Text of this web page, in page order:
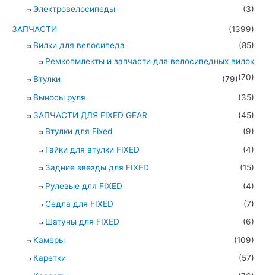
Электровелосипеды
(3)
ЗАПЧАСТИ
(1399)
Вилки для велосипеда
(85)
Ремкопмлекты и запчасти для велосипедных вилок
(70)
Втулки
(79)
Выносы руля
(35)
ЗАПЧАСТИ ДЛЯ FIXED GEAR
(45)
Втулки для Fixed
(9)
Гайки для втулки FIXED
(4)
Задние звезды для FIXED
(15)
Рулевые для FIXED
(4)
Седла для FIXED
(7)
Шатуны для FIXED
(6)
Камеры
(109)
Каретки
(57)